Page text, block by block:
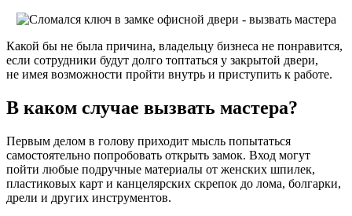
Какой бы не была причина, владельцу бизнеса не понравится,
если сотрудники будут долго топтаться у закрытой двери,
не имея возможности пройти внутрь и приступить к работе.
В каком случае вызвать мастера?
Первым делом в голову приходит мысль попытаться
самостоятельно попробовать открыть замок. Вход могут
пойти любые подручные материалы от женских шпилек,
пластиковых карт и канцелярских скрепок до лома, болгарки,
дрели и других инструментов.